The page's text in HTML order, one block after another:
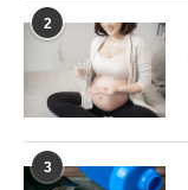
2
3